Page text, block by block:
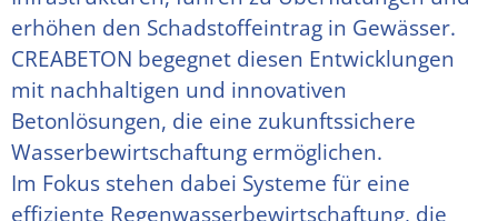
erhöhen den Schadstoffeintrag in Gewässer.
CREABETON begegnet diesen Entwicklungen
mit nachhaltigen und innovativen
Betonlösungen, die eine zukunftssichere
Wasserbewirtschaftung ermöglichen.
Im Fokus stehen dabei Systeme für eine
effiziente Regenwasserbewirtschaftung, die